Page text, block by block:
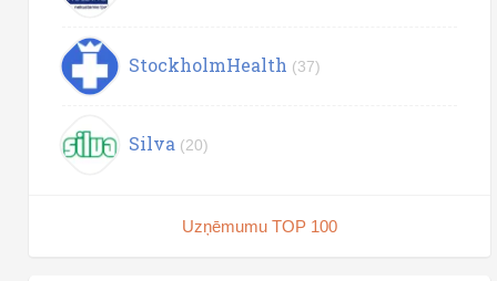
StockholmHealth (37)
Silva (20)
Uzņēmumu TOP 100